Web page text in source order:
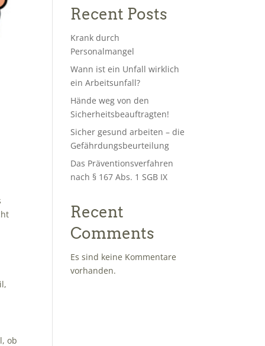
ob
Recent Posts
Krank durch
Personalmangel
Wann ist ein Unfall wirklich
ein Arbeitsunfall?
Hände weg von den
Sicherheitsbeauftragten!
Sicher gesund arbeiten – die
Gefährdungsbeurteilung
Das Präventionsverfahren
nach § 167 Abs. 1 SGB IX
Recent
Comments
Es sind keine Kommentare
vorhanden.